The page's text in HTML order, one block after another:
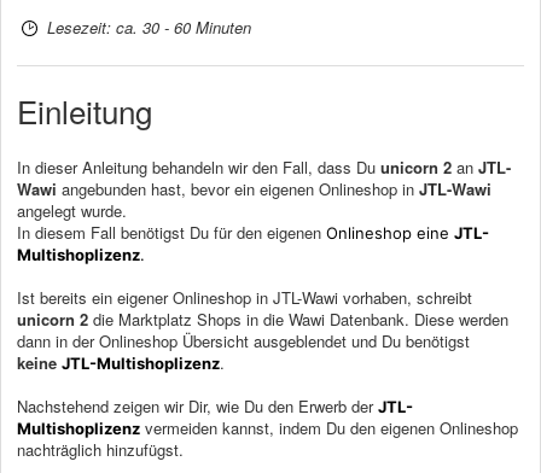
Lesezeit: ca. 30 - 60 Minuten
Einleitung
In dieser Anleitung behandeln wir den Fall, dass Du unicorn 2 an JTL-
Wawi angebunden hast, bevor ein eigenen Onlineshop in JTL-Wawi
angelegt wurde.
In diesem Fall benötigst Du für den eigenen Onlineshop eine JTL-
Multishoplizenz.
Ist bereits ein eigener Onlineshop in JTL-Wawi vorhaben, schreibt
unicorn 2 die Marktplatz Shops in die Wawi Datenbank. Diese werden
dann in der Onlineshop Übersicht ausgeblendet und Du benötigst
keine JTL-Multishoplizenz.
Nachstehend zeigen wir Dir, wie Du den Erwerb derJTL-
Multishoplizenz vermeiden kannst, indem Du den eigenen Onlineshop
nachträglich hinzufügst.